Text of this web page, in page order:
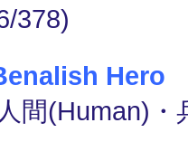
378)
Hero
間(Human)